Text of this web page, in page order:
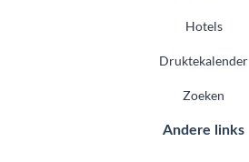
Hotels
Druktekalender
Zoeken
Andere links